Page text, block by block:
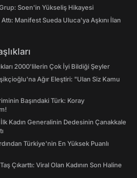
Soen'in Yükseliş Hikayesi
Manifest Sueda Uluca'ya Aşkını İlan
2000'lilerin Çok İyi Bildiği Şeyler
Ağır Eleştiri: "Ulan Siz Kamu
Başındaki Türk: Koray
Kadın Generalinin Dedesinin Çanakkale
Türkiye'nin En Yüksek Puanlı
Çıkarttı: Viral Olan Kadının Son Haline